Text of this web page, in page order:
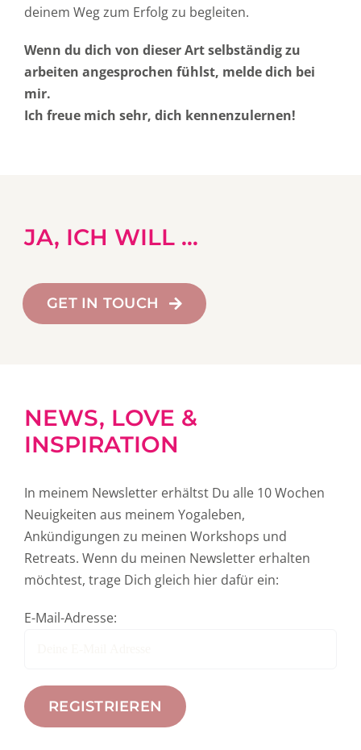
deinem Weg zum Erfolg zu begleiten.
Wenn du dich von dieser Art selbständig zu
arbeiten angesprochen fühlst, melde dich bei
mir.
Ich freue mich sehr, dich kennenzulernen!
JA, ICH WILL …
GET IN TOUCH
NEWS, LOVE &
INSPIRATION
In meinem Newsletter erhältst Du alle 10 Wochen
Neuigkeiten aus meinem Yogaleben,
Ankündigungen zu meinen Workshops und
Retreats. Wenn du meinen Newsletter erhalten
möchtest, trage Dich gleich hier dafür ein:
E-Mail-Adresse: